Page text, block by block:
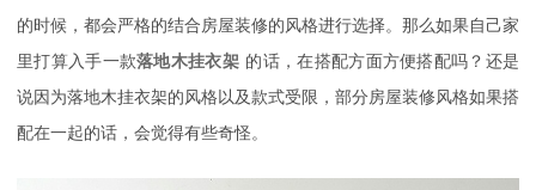
的时候，都会严格的结合房屋装修的风格进行选择。那么如果自己家
里打算入手一款落地木挂衣架 的话，在搭配方面方便搭配吗？还是
说因为落地木挂衣架的风格以及款式受限，部分房屋装修风格如果搭
配在一起的话，会觉得有些奇怪。